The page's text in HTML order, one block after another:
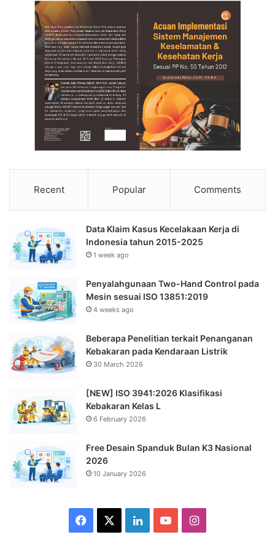
Recent Popular Comments
Data Klaim Kasus Kecelakaan Kerja di
Indonesia tahun 2015-2025
1 week ago
Penyalahgunaan Two-Hand Control pada
Mesin sesuai ISO 13851:2019
4 weeks ago
Beberapa Penelitian terkait Penanganan
Kebakaran pada Kendaraan Listrik
30 March 2026
[NEW] ISO 3941:2026 Klasifikasi
Kebakaran Kelas L
6 February 2026
Free Desain Spanduk Bulan K3 Nasional
2026
10 January 2026
Facebook LinkedInYouTubeInstagram